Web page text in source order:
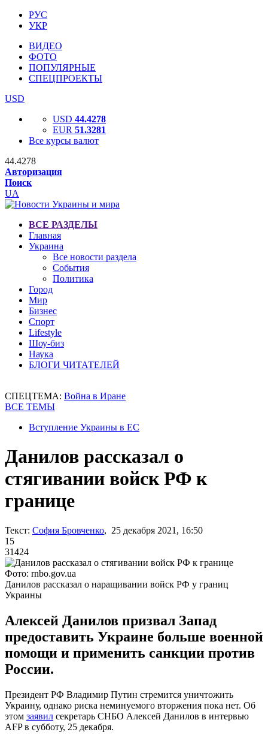
РУС
УКР
ВИДЕО
ФОТО
ПОПУЛЯРНЫЕ
СПЕЦПРОЕКТЫ
USD
USD 44.4278
EUR 51.3281
Все курсы валют
44.4278
Авторизация
Поиск
UA
ВСЕ РАЗДЕЛЫ
Главная
Украина
Все новости раздела
События
Политика
Город
Мир
Бизнес
Спорт
Lifestyle
Шоу-биз
Наука
БЛОГИ ЧИТАТЕЛЕЙ
СПЕЦТЕМА: Война в Иране
ВСЕ ТЕМЫ
Вступление Украины в ЕС
Данилов рассказал о
стягивании войск РФ к
границе
Текст: София Бровченко, 25 декабря 2021, 16:50
15
31424
Фото: rnbo.gov.ua
Данилов рассказал о наращивании войск РФ у границ
Украины
Алексей Данилов призвал Запад
предоставить Украине больше военной
помощи и применить санкции против
России.
Президент РФ Владимир Путин стремится уничтожить
Украину, однако риска неминуемого вторжения пока нет. Об
этом заявил секретарь СНБО Алексей Данилов в интервью
AFP в субботу, 25 декабря.